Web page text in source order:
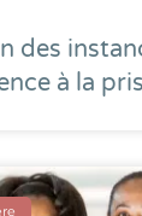
des
à la